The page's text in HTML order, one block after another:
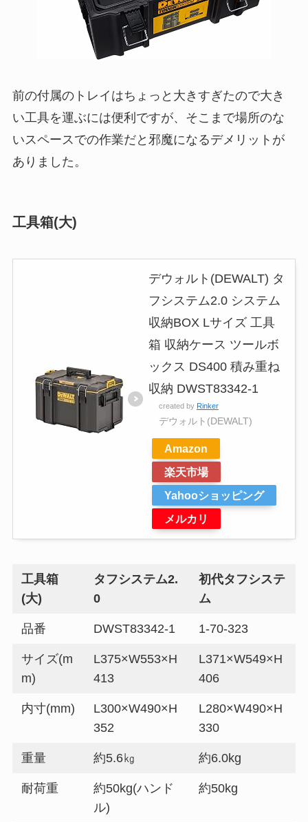
前の付属のトレイはちょっと大きすぎたので大き
い工具を運ぶには便利ですが、そこまで場所のな
いスペースでの作業だと邪魔になるデメリットが
ありました。
工具箱(大)
デウォルト(DEWALT) タ
フシステム2.0 システム
収納BOX Lサイズ 工具
箱 収納ケース ツールボ
ックス DS400 積み重ね
収納 DWST83342-1
created by Rinker
デウォルト(DEWALT)
Amazon
楽天市場
Yahooショッピング
メルカリ
工具箱
(大)
タフシステム2.
0
初代タフシステ
ム
品番 DWST83342-1 1-70-323
サイズ(m
m)
L375×W553×H
413
L371×W549×H
406
内寸(mm)
L300×W490×H
352
L280×W490×H
330
重量 約5.6㎏ 約6.0kg
耐荷重
約50kg(ハンド
ル)
約50kg